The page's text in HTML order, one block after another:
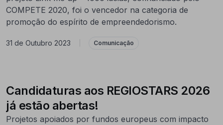
COMPETE 2020, foi o vencedor na categoria de
promoção do espírito de empreendedorismo.
31 de Outubro 2023 Comunicação
Candidaturas aos REGIOSTARS 2026
já estão abertas!
Projetos apoiados por fundos europeus com impacto